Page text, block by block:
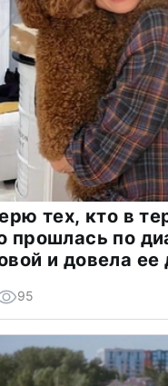
тех, кто в
прошлась по
и довела ее
95